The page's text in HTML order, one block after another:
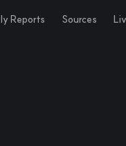
Reports Sources